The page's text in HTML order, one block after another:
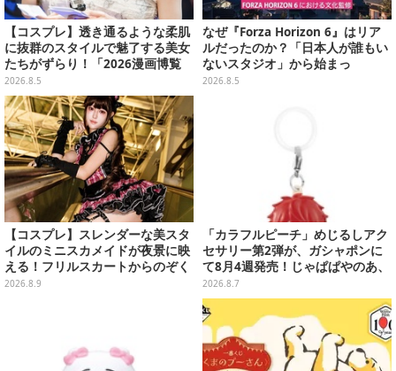
【コスプレ】透き通るような柔肌
に抜群のスタイルで魅了する美女
たちがずらり！「2026漫画博覧
会」美麗コンパニオンまとめ【画
像39枚】
2026.8.5
なぜ『Forza Horizon 6』はリア
ルだったのか？「日本人が誰もい
ないスタジオ」から始まっ
た、“生活感のある日本"の作り方
2026.8.5
【コスプレ】スレンダーな美スタ
イルのミニスカメイドが夜景に映
える！フリルスカートからのぞく
美太ももが眩しい台湾ガール【写
2026.8.9
「カラフルピーチ」めじるしアク
セサリー第2弾が、ガシャポンに
て8月4週発売！じゃぱぱやのあ、
シヴァたちメンバー11名分ライン
ナップ
2026.8.7